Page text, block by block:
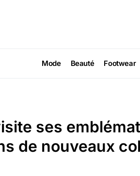
Mode Beauté Footwear
ses
de nouveaux